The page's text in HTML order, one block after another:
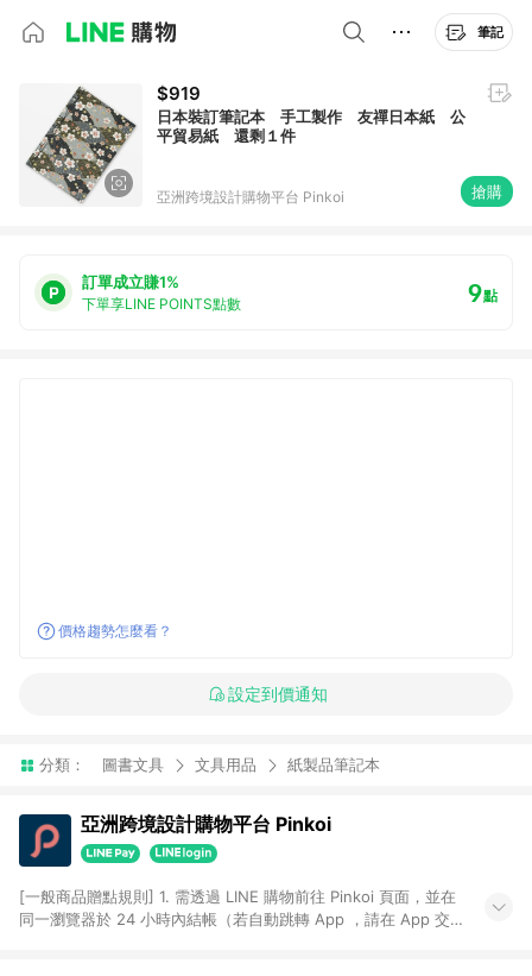
筆記
$919
日本裝訂筆記本 手工製作 友禪日本紙 公
平貿易紙 還剩１件
亞洲跨境設計購物平台 Pinkoi 搶購
訂單成立賺1%
下單享LINE POINTS點數 9點
價格趨勢怎麼看？
設定到價通知
分類： 圖書文具 文具用品 紙製品筆記本
亞洲跨境設計購物平台 Pinkoi
[一般商品贈點規則] 1. 需透過 LINE 購物前往 Pinkoi 頁面，並在
同一瀏覽器於 24 小時內結帳（若自動跳轉 App ，請在 App 交